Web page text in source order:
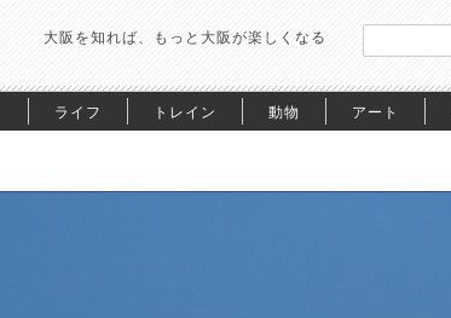
大阪を知れば、もっと大阪が楽しくなる
ライフ トレイン 動物 アート